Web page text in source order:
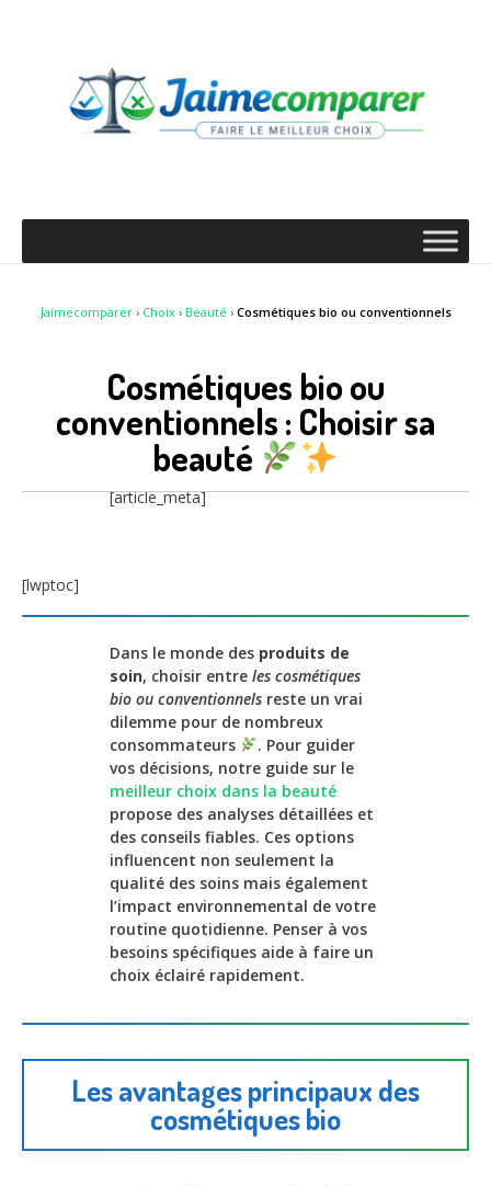
Jaimecomparer› Choix› Beauté › Cosmétiques bio ou conventionnels
Cosmétiques bio ou
conventionnels : Choisir sa
beauté
[article_meta]
[lwptoc]
Dans le monde des produits de
soin, choisir entre les cosmétiques
bio ou conventionnels reste un vrai
dilemme pour de nombreux
consommateurs
. Pour guider
vos décisions, notre guide sur le
meilleur choix dans la beauté
propose des analyses détaillées et
des conseils fiables. Ces options
influencent non seulement la
qualité des soins mais également
l’impact environnemental de votre
routine quotidienne. Penser à vos
besoins spécifiques aide à faire un
choix éclairé rapidement.
Les avantages principaux des
cosmétiques bio